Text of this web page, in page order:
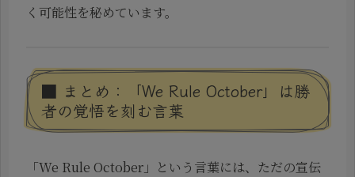
く可能性を秘めています。
■ まとめ：「We Rule October」は勝
者の覚悟を刻む言葉
「We Rule October」という言葉には、ただの宣伝